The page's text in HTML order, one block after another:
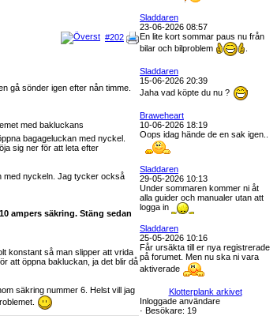
#202
gå sönder igen efter nån timme.
med bakluckans
bagageluckan med nyckel.
sig ner för att leta efter
med nyckeln. Jag tycker också
ampers säkring. Stäng sedan
konstant så man slipper att vrida
att öppna bakluckan, ja det blir då
säkring nummer 6. Helst vill jag
Sladdaren
23-06-2026 08:57
En lite kort sommar paus nu från
bilar och bilproblem
Sladdaren
15-06-2026 20:39
Jaha vad köpte du nu ?
Braweheart
10-06-2026 18:19
Oops idag hände de en sak igen..
Sladdaren
29-05-2026 10:13
Under sommaren kommer ni åt
alla guider och manualer utan att
logga in
Sladdaren
25-05-2026 10:16
Får ursäkta till er nya registrerade
på forumet. Men nu ska ni vara
aktiverade
Klotterplank arkivet
Inloggade användare
· Besökare: 19